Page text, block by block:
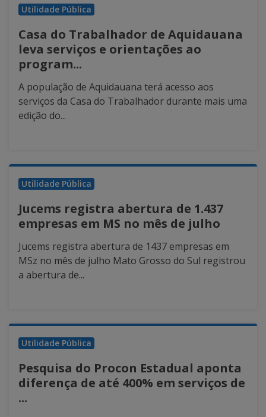
Utilidade Pública
Casa do Trabalhador de Aquidauana
leva serviços e orientações ao
program...
A população de Aquidauana terá acesso aos
serviços da Casa do Trabalhador durante mais uma
edição do...
Utilidade Pública
Jucems registra abertura de 1.437
empresas em MS no mês de julho
Jucems registra abertura de 1437 empresas em
MSz no mês de julho Mato Grosso do Sul registrou
a abertura de...
Utilidade Pública
Pesquisa do Procon Estadual aponta
diferença de até 400% em serviços de
...